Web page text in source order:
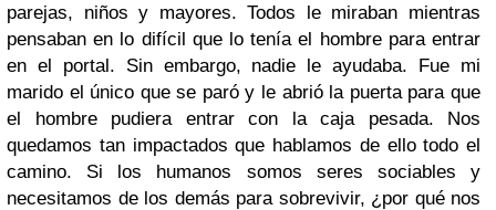
parejas, niños y mayores. Todos le miraban mientras
pensaban en lo difícil que lo tenía el hombre para entrar
en el portal. Sin embargo, nadie le ayudaba. Fue mi
marido el único que se paró y le abrió la puerta para que
el hombre pudiera entrar con la caja pesada. Nos
quedamos tan impactados que hablamos de ello todo el
camino. Si los humanos somos seres sociables y
necesitamos de los demás para sobrevivir, ¿por qué nos